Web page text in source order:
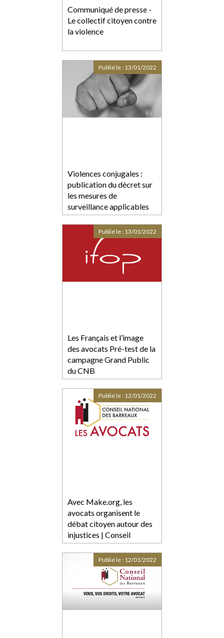
Communiqué de presse -
Le collectif citoyen contre
la violence
Violences conjugales :
publication du décret sur
les mesures de
surveillance applicables
aux auteurs lors de leur
libération
Publié le : 13/01/2022
Les Français et l’image
des avocats Pré-test de la
campagne Grand Public
du CNB
Publié le : 13/01/2022
Avec Make.org, les
avocats organisent le
débat citoyen autour des
injustices | Conseil
national des barreaux
Publié le : 12/01/2022
Publié le : 12/01/2022